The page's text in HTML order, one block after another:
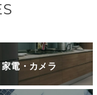
家電・カメラ